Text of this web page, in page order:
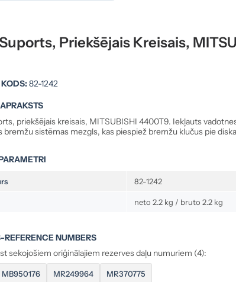
Priekšējais Kreisais,
82-1242
priekšējais kreisais, MITSUBISHI 4400T9. Iekļauts
bremžu sistēmas mezgls, kas piespiež bremžu klučus pie
82-1242
neto 2.2 kg / bruto 2.2 kg
REFERENCE NUMBERS
sekojošiem oriģinālajiem rezerves daļu numuriem (4):
MB950176 MR249964 MR370775